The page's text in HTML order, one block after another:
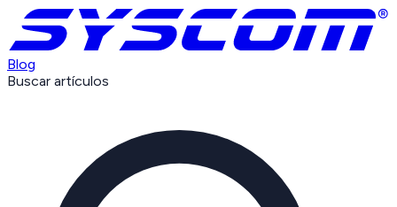
Blog
Buscar artículos